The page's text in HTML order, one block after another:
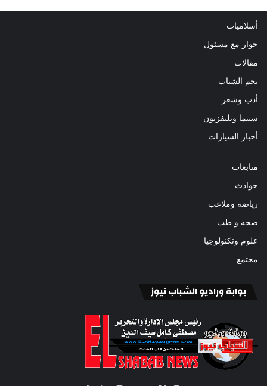
أسلاميات
حوار مع مسئول
مقالات
نجم الشباب
أدب وشعر
سينما وتليفزيون
أخبار السيارات
متابعات
حوادث
رياضة وملاعب
صحه و طب
علوم وتكنولوجيا
مجتمع
بوابة وراديو الشباب نيوز